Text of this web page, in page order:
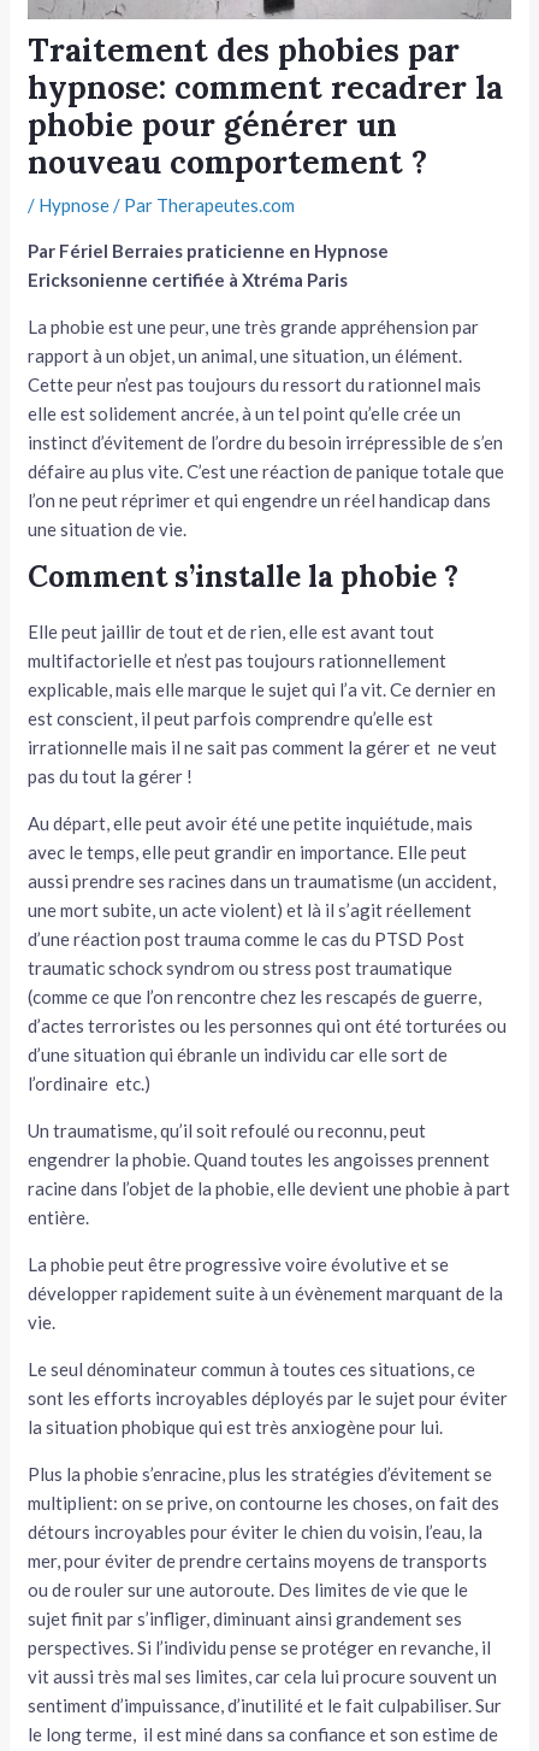
Traitement des phobies par
hypnose: comment recadrer la
phobie pour générer un
nouveau comportement ?
/ Hypnose/ Par Therapeutes.com
Par Fériel Berraies praticienne en Hypnose
Ericksonienne certifiée à Xtréma Paris
La phobie est une peur, une très grande appréhension par
rapport à un objet, un animal, une situation, un élément.
Cette peur n’est pas toujours du ressort du rationnel mais
elle est solidement ancrée, à un tel point qu’elle crée un
instinct d’évitement de l’ordre du besoin irrépressible de s’en
défaire au plus vite. C’est une réaction de panique totale que
l’on ne peut réprimer et qui engendre un réel handicap dans
une situation de vie.
Comment s’installe la phobie ?
Elle peut jaillir de tout et de rien, elle est avant tout
multifactorielle et n’est pas toujours rationnellement
explicable, mais elle marque le sujet qui l’a vit. Ce dernier en
est conscient, il peut parfois comprendre qu’elle est
irrationnelle mais il ne sait pas comment la gérer et ne veut
pas du tout la gérer !
Au départ, elle peut avoir été une petite inquiétude, mais
avec le temps, elle peut grandir en importance. Elle peut
aussi prendre ses racines dans un traumatisme (un accident,
une mort subite, un acte violent) et là il s’agit réellement
d’une réaction post trauma comme le cas du PTSD Post
traumatic schock syndrom ou stress post traumatique
(comme ce que l’on rencontre chez les rescapés de guerre,
d’actes terroristes ou les personnes qui ont été torturées ou
d’une situation qui ébranle un individu car elle sort de
l’ordinaire etc.)
Un traumatisme, qu’il soit refoulé ou reconnu, peut
engendrer la phobie. Quand toutes les angoisses prennent
racine dans l’objet de la phobie, elle devient une phobie à part
entière.
La phobie peut être progressive voire évolutive et se
développer rapidement suite à un évènement marquant de la
vie.
Le seul dénominateur commun à toutes ces situations, ce
sont les efforts incroyables déployés par le sujet pour éviter
la situation phobique qui est très anxiogène pour lui.
Plus la phobie s’enracine, plus les stratégies d’évitement se
multiplient: on se prive, on contourne les choses, on fait des
détours incroyables pour éviter le chien du voisin, l’eau, la
mer, pour éviter de prendre certains moyens de transports
ou de rouler sur une autoroute. Des limites de vie que le
sujet finit par s’infliger, diminuant ainsi grandement ses
perspectives. Si l’individu pense se protéger en revanche, il
vit aussi très mal ses limites, car cela lui procure souvent un
sentiment d’impuissance, d’inutilité et le fait culpabiliser. Sur
le long terme, il est miné dans sa confiance et son estime de